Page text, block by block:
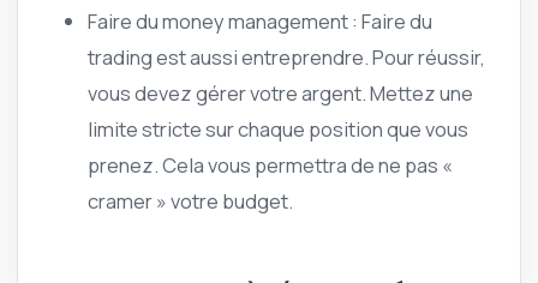
Faire du money management : Faire du
trading est aussi entreprendre. Pour réussir,
vous devez gérer votre argent. Mettez une
limite stricte sur chaque position que vous
prenez. Cela vous permettra de ne pas «
cramer » votre budget.